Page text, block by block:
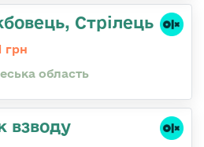
Стрілець
грн
область
взводу